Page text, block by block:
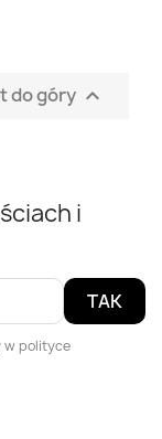
do góry 
i
w polityce